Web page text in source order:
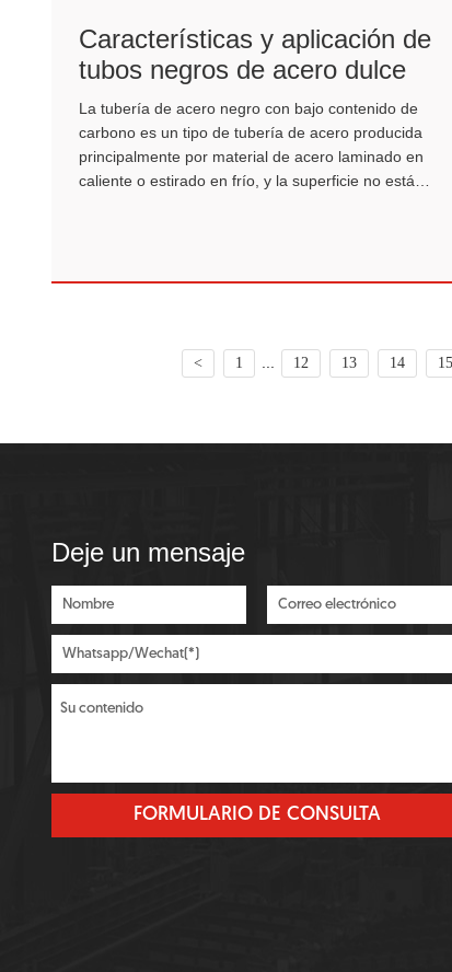
Características y aplicación de
tubos negros de acero dulce
La tubería de acero negro con bajo contenido de
carbono es un tipo de tubería de acero producida
principalmente por material de acero laminado en
caliente o estirado en frío, y la superficie no está
< 1 12 13 14 15
Deje un mensaje